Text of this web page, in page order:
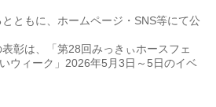
ともに、ホームページ・SNS等にて公
彰は、「第28回みっきぃホースフェ
ウィーク」2026年5月3日～5日のイベ